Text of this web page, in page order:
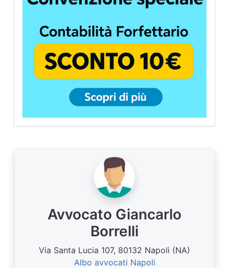
Avvocato Giancarlo
Borrelli
Via Santa Lucia 107, 80132 Napoli (NA)
Albo avvocati Napoli